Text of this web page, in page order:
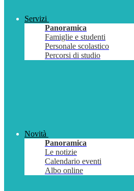
Servizi
Panoramica
Famiglie e studenti
Personale scolastico
Percorsi di studio
Novità
Panoramica
Le notizie
Calendario eventi
Albo online